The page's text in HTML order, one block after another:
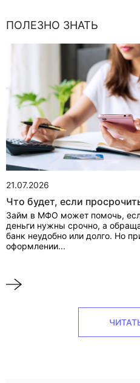
ПОЛЕЗНО ЗНАТЬ
21.07.2026
Что будет, если
Займ в МФО может помочь,
деньги нужны срочно, а
банк неудобно или долго. Но
оформлении...